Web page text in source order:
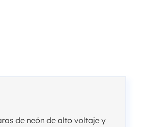
de neón de alto voltaje y